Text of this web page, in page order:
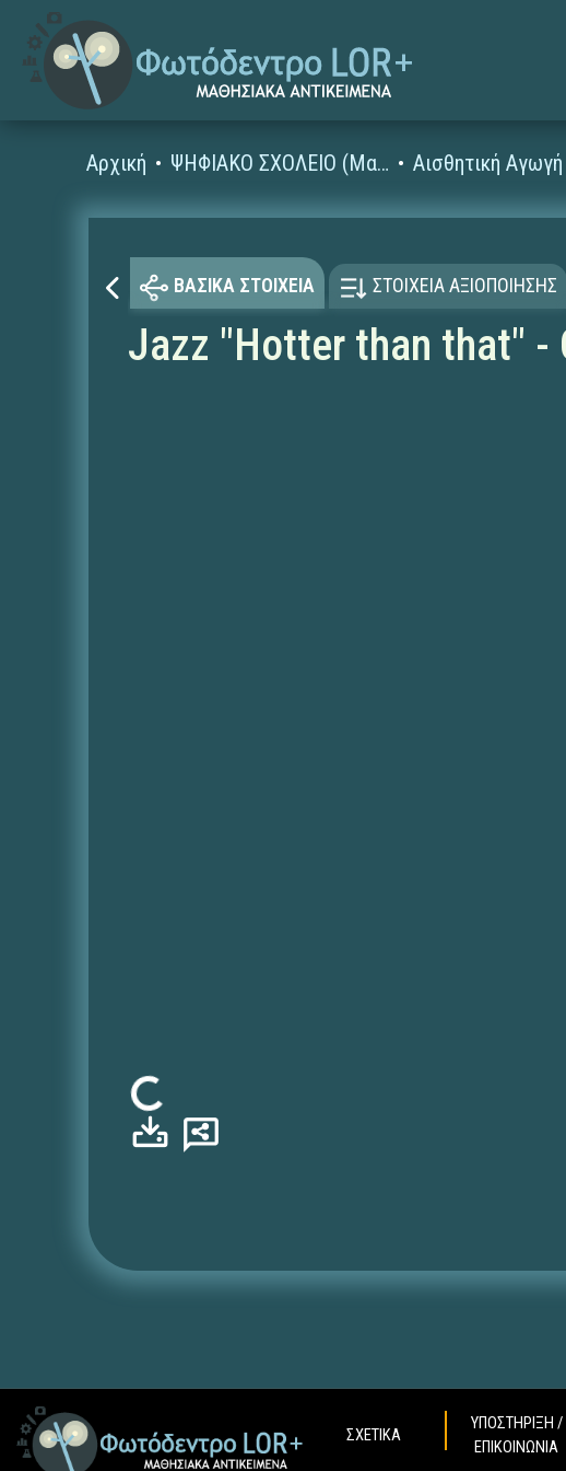
Αρχική ΨΗΦΙΑΚΟ ΣΧΟΛΕΙΟ (Μαθησιακά Αντικείμενα) Αισθητική Αγωγή
ΒΑΣΙΚΑ ΣΤΟΙΧΕΙΑ ΣΤΟΙΧΕΙΑ ΑΞΙΟΠΟΙΗΣΗΣ
Jazz "Hotter than that" -
Φόρτωση...
ΣΧΕΤΙΚΑ
ΥΠΟΣΤΗΡΙΞΗ /
ΕΠΙΚΟΙΝΩΝΙΑ